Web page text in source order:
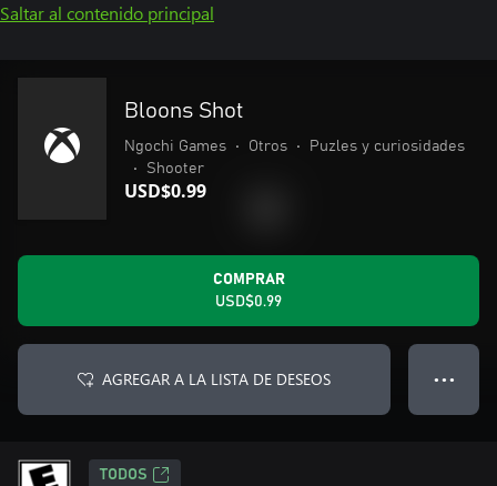
Saltar al contenido principal
Bloons Shot
Ngochi Games • Otros •
Puzles y curiosidades
•
Shooter
USD$0.99
COMPRAR
USD$0.99
AGREGAR A LA LISTA DE DESEOS ● ● ●
TODOS